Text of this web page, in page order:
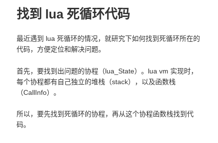
找到 lua 死循环代码
最近遇到 lua 死循环的情况，就研究下如何找到死循环所在的
代码，方便定位和解决问题。
首先，要找到出问题的协程（lua_State）。lua vm 实现时，
每个协程都有自己独立的堆栈（stack），以及函数栈
（CallInfo）。
所以，要先找到死循环的协程，再从这个协程函数栈找到代
码。